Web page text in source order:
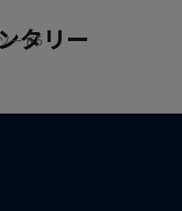
タリー
ード5